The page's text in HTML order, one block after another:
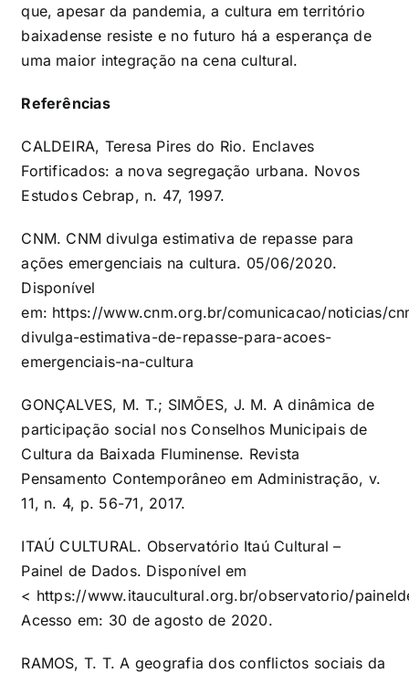
que, apesar da pandemia, a cultura em território
baixadense resiste e no futuro há a esperança de
uma maior integração na cena cultural.
Referências
CALDEIRA, Teresa Pires do Rio. Enclaves
Fortificados: a nova segregação urbana. Novos
Estudos Cebrap, n. 47, 1997.
CNM. CNM divulga estimativa de repasse para
ações emergenciais na cultura. 05/06/2020.
Disponível
em: https://www.cnm.org.br/comunicacao/noticias/
divulga-estimativa-de-repasse-para-acoes-
emergenciais-na-cultura
GONÇALVES, M. T.; SIMÕES, J. M. A dinâmica de
participação social nos Conselhos Municipais de
Cultura da Baixada Fluminense. Revista
Pensamento Contemporâneo em Administração, v.
11, n. 4, p. 56-71, 2017.
ITAÚ CULTURAL. Observatório Itaú Cultural –
Painel de Dados. Disponível em
< https://www.itaucultural.org.br/observatorio/
Acesso em: 30 de agosto de 2020.
RAMOS, T. T. A geografia dos conflictos sociais da